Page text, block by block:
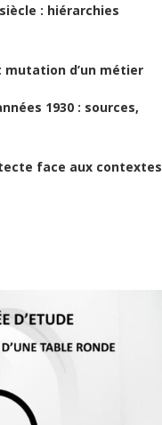
: hiérarchies
d’un métier
1930 : sources,
face aux contextes